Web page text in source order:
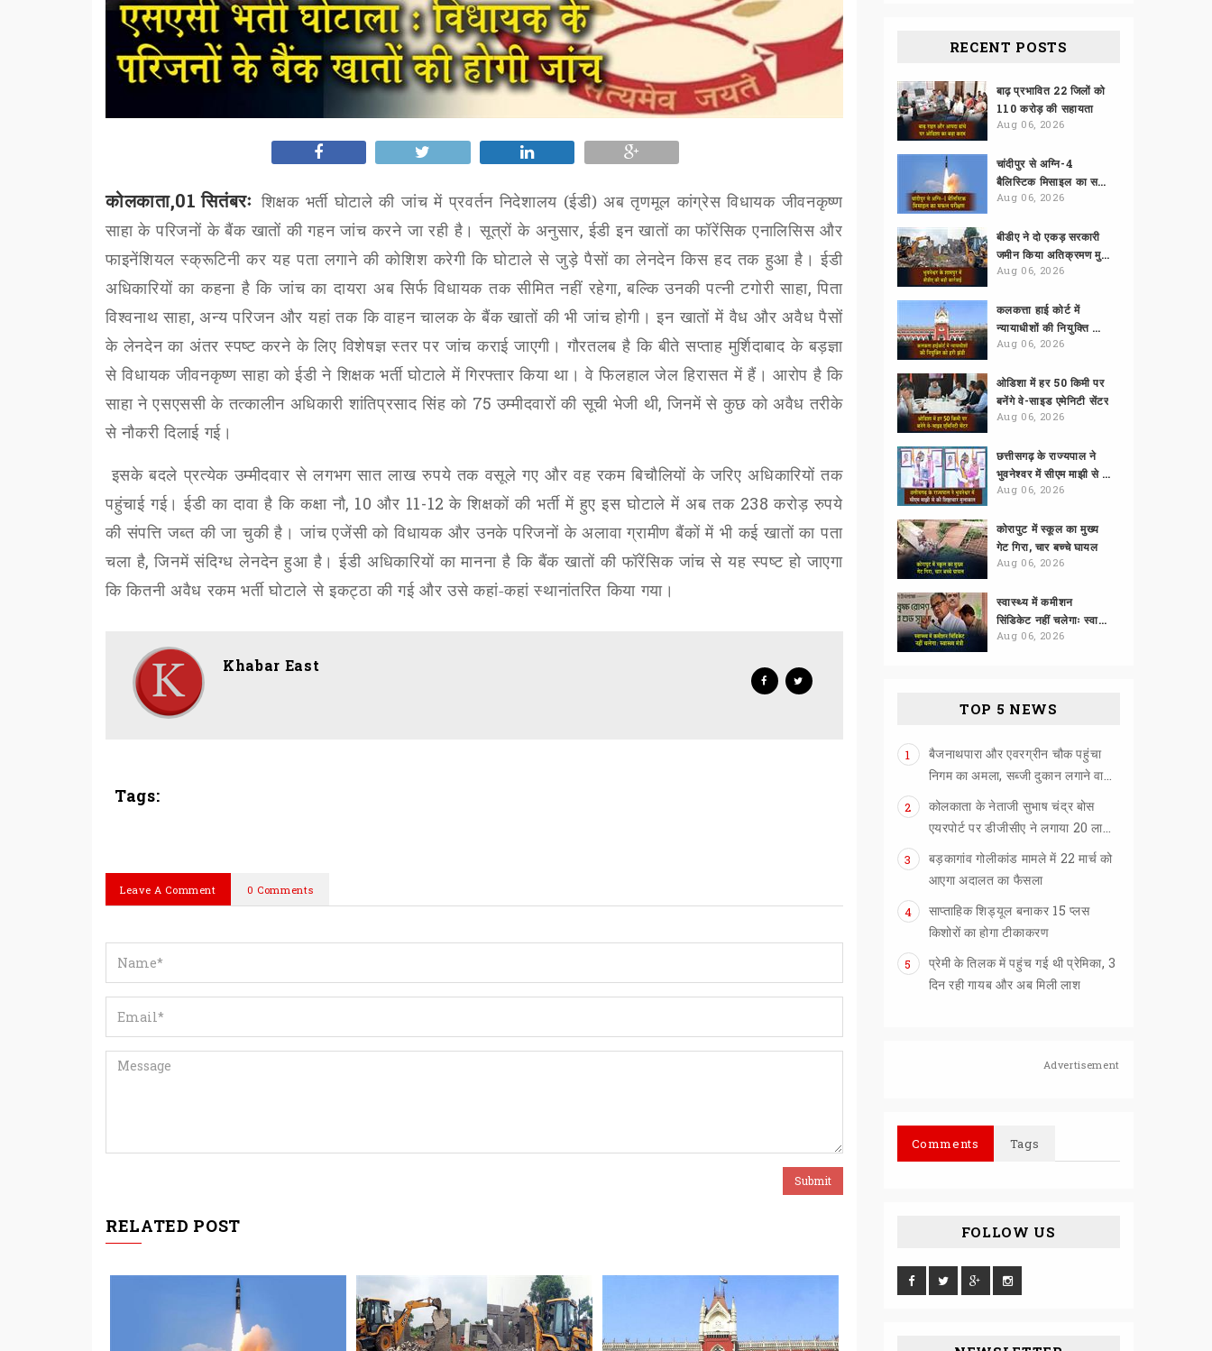
कोलकाता,01 सितंबरः शिक्षक भर्ती घोटाले की जांच में प्रवर्तन निदेशालय (ईडी) अब तृणमूल कांग्रेस विधायक जीवनकृष्ण
साहा के परिजनों के बैंक खातों की गहन जांच करने जा रही है। सूत्रों के अनुसार,ईडी इन खातों का फॉरेंसिक एनालिसिस और
फाइनेंशियल स्क्रूटिनी कर यह पता लगाने की कोशिश करेगी कि घोटाले से जुड़े पैसों का लेनदेन किस हद तक हुआ है। ईडी
अधिकारियों का कहना है कि जांच का दायरा अब सिर्फ विधायक तक सीमित नहीं रहेगा,बल्कि उनकी पत्नी टगोरी साहा,पिता
विश्वनाथ साहा,अन्य परिजन और यहां तक कि वाहन चालक के बैंक खातों की भी जांच होगी। इन खातों में वैध और अवैध पैसों
के लेनदेन का अंतर स्पष्ट करने के लिए विशेषज्ञ स्तर पर जांच कराई जाएगी। गौरतलब है कि बीते सप्ताह मुर्शिदाबाद के बड़ज्ञा
से विधायक जीवनकृष्ण साहा को ईडी ने शिक्षक भर्ती घोटाले में गिरफ्तार किया था। वे फिलहाल जेल हिरासत में हैं। आरोप है कि
साहा ने एसएससी के तत्कालीन अधिकारी शांतिप्रसाद सिंह को 75उम्मीदवारों की सूची भेजी थी,जिनमें से कुछ को अवैध तरीके
से नौकरी दिलाई गई।
इसके बदले प्रत्येक उम्मीदवार से लगभग सात लाख रुपये तक वसूले गए और वह रकम बिचौलियों के जरिए अधिकारियों तक
पहुंचाई गई। ईडी का दावा है कि कक्षा नौ, 10और 11-12के शिक्षकों की भर्ती में हुए इस घोटाले में अब तक 238करोड़ रुपये
की संपत्ति जब्त की जा चुकी है। जांच एजेंसी को विधायक और उनके परिजनों के अलावा ग्रामीण बैंकों में भी कई खातों का पता
चला है,जिनमें संदिग्ध लेनदेन हुआ है। ईडी अधिकारियों का मानना है कि बैंक खातों की फॉरेंसिक जांच से यह स्पष्ट हो जाएगा
कि कितनी अवैध रकम भर्ती घोटाले से इकट्ठा की गई और उसे कहां-कहां स्थानांतरित किया गया।
Khabar East
Tags:
Leave A Comment 0 Comments
RELATED POST
RECENT POSTS
बाढ़ प्रभावित 22 जिलों को
110 करोड़ की सहायता
Aug 06, 2026
चांदीपुर से अग्नि-4
बैलिस्टिक मिसाइल का सफल परीक्षण
Aug 06, 2026
बीडीए ने दो एकड़ सरकारी
जमीन किया अतिक्रमण मुक्त
Aug 06, 2026
कलकत्ता हाई कोर्ट में
न्यायाधीशों की नियुक्ति को हरी झंडी
Aug 06, 2026
ओडिशा में हर 50 किमी पर
बनेंगे वे-साइड एमेनिटी सेंटर
Aug 06, 2026
छत्तीसगढ़ के राज्यपाल ने
भुवनेश्वर में सीएम माझी से की शिष्टाचार मुलाकात
Aug 06, 2026
कोरापुट में स्कूल का मुख्य
गेट गिरा, चार बच्चे घायल
Aug 06, 2026
स्वास्थ्य में कमीशन
सिंडिकेट नहीं चलेगाः स्वास्थ्य मंत्री
Aug 06, 2026
TOP 5 NEWS
1
बैजनाथपारा और एवरग्रीन चौक पहुंचा
2
कोलकाता के नेताजी सुभाष चंद्र बोस
3
बड़कागांव गोलीकांड मामले में 22 मार्च को
आएगा अदालत का फैसला
4
साप्ताहिक शिड्यूल बनाकर 15 प्लस
किशोरों का होगा टीकाकरण
5
प्रेमी के तिलक में पहुंच गई थी प्रेमिका, 3
दिन रही गायब और अब मिली लाश
Advertisement
Comments Tags
FOLLOW US